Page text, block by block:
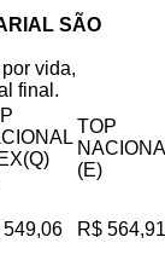
SÃO
vida,
final.
TOP
(E)
549,06 R$ 564,91